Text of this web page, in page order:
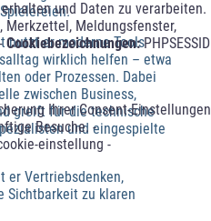
und Daten zu verarbeiten.
Merkzettel, Meldungsfenster,
Cookiebezeichnungen:PHPSESSID
Ihrer Consent-Einstellungen
Besuche. -
einstellung -
nutzt er moderne Tools
wirklich helfen – etwa
oder Prozessen. Dabei
zwischen Business,
greift für die technische
und eingespielte
er Vertriebsdenken,
Sichtbarkeit zu klaren